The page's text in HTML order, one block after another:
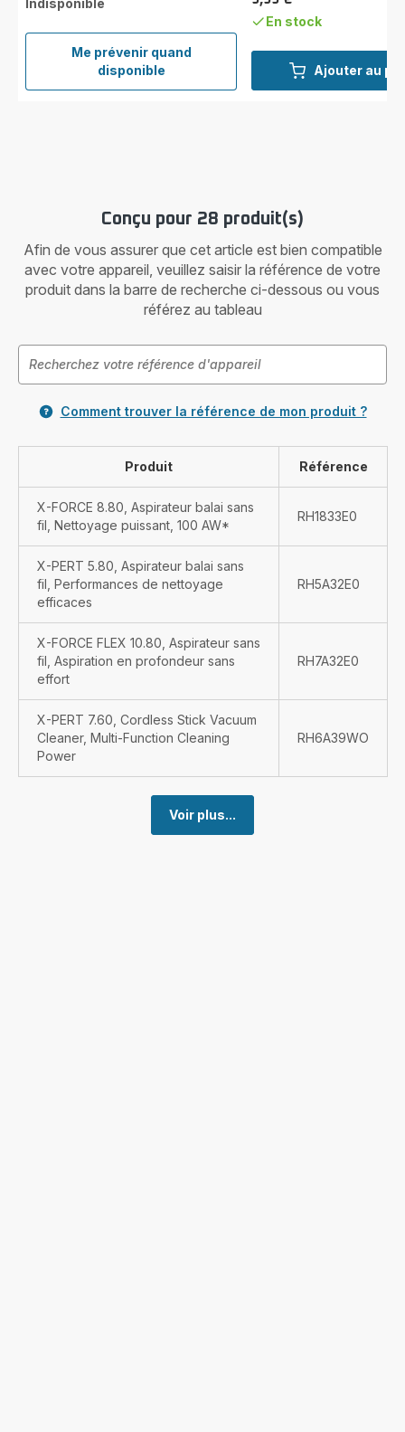
Me prévenir quand
disponible
Filtre
mousse
Indisponible
Ajouter au
Prix
En stock
Conçu pour 28 produit(s)
Afin de vous assurer que cet article est bien compatible
avec votre appareil, veuillez saisir la référence de votre
produit dans la barre de recherche ci-dessous ou vous
référez au tableau
Comment trouver la référence de mon produit ?
Produit Référence
X-FORCE 8.80, Aspirateur balai sans
fil, Nettoyage puissant, 100 AW*
RH1833E0
X-PERT 5.80, Aspirateur balai sans
fil, Performances de nettoyage
efficaces
RH5A32E0
X-FORCE FLEX 10.80, Aspirateur sans
fil, Aspiration en profondeur sans
effort
RH7A32E0
X-PERT 7.60, Cordless Stick Vacuum
Cleaner, Multi-Function Cleaning
Power
RH6A39WO
Voir plus...